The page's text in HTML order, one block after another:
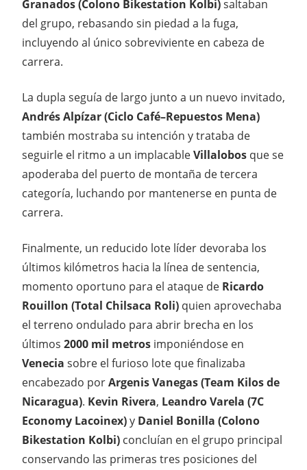
Granados (Colono Bikestation Kolbi)saltaban
del grupo, rebasando sin piedad a la fuga,
incluyendo al único sobreviviente en cabeza de
carrera.
La dupla seguía de largo junto a un nuevo invitado,
Andrés Alpízar (Ciclo Café–Repuestos Mena)
también mostraba su intención y trataba de
seguirle el ritmo a un implacableVillalobos que se
apoderaba del puerto de montaña de tercera
categoría, luchando por mantenerse en punta de
carrera.
Finalmente, un reducido lote líder devoraba los
últimos kilómetros hacia la línea de sentencia,
momento oportuno para el ataque de Ricardo
Rouillon (Total Chilsaca Roli) quien aprovechaba
el terreno ondulado para abrir brecha en los
últimos 2000 mil metros imponiéndose en
Venecia sobre el furioso lote que finalizaba
encabezado porArgenis Vanegas (Team Kilos de
Nicaragua). Kevin Rivera, Leandro Varela (7C
Economy Lacoinex)y Daniel Bonilla (Colono
Bikestation Kolbi) concluían en el grupo principal
conservando las primeras tres posiciones del